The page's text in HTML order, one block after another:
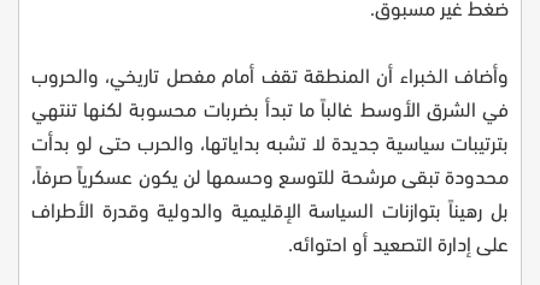
ضغط غير مسبوق.
وأضاف الخبراء أن المنطقة تقف أمام مفصل تاريخي، والحروب
في الشرق الأوسط غالباً ما تبدأ بضربات محسوبة لكنها تنتهي
بترتيبات سياسية جديدة لا تشبه بداياتها، والحرب حتى لو بدأت
محدودة تبقى مرشحة للتوسع وحسمها لن يكون عسكرياً صرفاً،
بل رهيناً بتوازنات السياسة الإقليمية والدولية وقدرة الأطراف
على إدارة التصعيد أو احتوائه.